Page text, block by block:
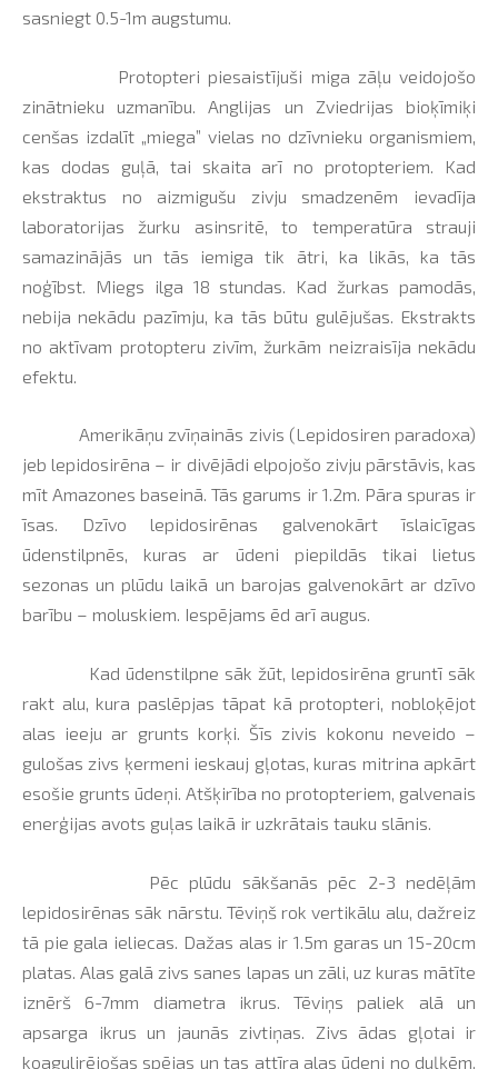
sasniegt 0.5-1m augstumu.
Protopteri piesaistījuši miga zāļu veidojošo
zinātnieku uzmanību. Anglijas un Zviedrijas bioķīmiķi
cenšas izdalīt „miega” vielas no dzīvnieku organismiem,
kas dodas guļā, tai skaita arī no protopteriem. Kad
ekstraktus no aizmigušu zivju smadzenēm ievadīja
laboratorijas žurku asinsritē, to temperatūra strauji
samazinājās un tās iemiga tik ātri, ka likās, ka tās
noģībst. Miegs ilga 18 stundas. Kad žurkas pamodās,
nebija nekādu pazīmju, ka tās būtu gulējušas. Ekstrakts
no aktīvam protopteru zivīm, žurkām neizraisīja nekādu
efektu.
Amerikāņu zvīņainās zivis (Lepidosiren paradoxa)
jeb lepidosirēna – ir divējādi elpojošo zivju pārstāvis, kas
mīt Amazones baseinā. Tās garums ir 1.2m. Pāra spuras ir
īsas. Dzīvo lepidosirēnas galvenokārt īslaicīgas
ūdenstilpnēs, kuras ar ūdeni piepildās tikai lietus
sezonas un plūdu laikā un barojas galvenokārt ar dzīvo
barību – moluskiem. Iespējams ēd arī augus.
Kad ūdenstilpne sāk žūt, lepidosirēna gruntī sāk
rakt alu, kura paslēpjas tāpat kā protopteri, nobloķējot
alas ieeju ar grunts korķi. Šīs zivis kokonu neveido –
gulošas zivs ķermeni ieskauj gļotas, kuras mitrina apkārt
esošie grunts ūdeņi. Atšķirība no protopteriem, galvenais
enerģijas avots guļas laikā ir uzkrātais tauku slānis.
Pēc plūdu sākšanās pēc 2-3 nedēļām
lepidosirēnas sāk nārstu. Tēviņš rok vertikālu alu, dažreiz
tā pie gala ieliecas. Dažas alas ir 1.5m garas un 15-20cm
platas. Alas galā zivs sanes lapas un zāli, uz kuras mātīte
iznērš 6-7mm diametra ikrus. Tēviņs paliek alā un
apsarga ikrus un jaunās zivtiņas. Zivs ādas gļotai ir
koagulirējošas spējas un tas attīra alas ūdeni no duļķēm.